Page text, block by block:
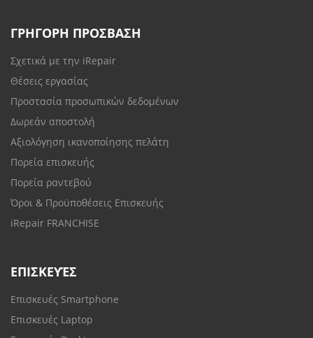
ΓΡΗΓΟΡΗ ΠΡΟΣΒΑΣΗ
Σχετικά με την iRepair
Θέσεις εργασίας
Προστασία προσωπικών δεδομένων
Δωρεάν αποστολή
Αξιολόγηση ικανοποίησης πελάτη
Πορεία επισκευής
Πορεία ραντεβού
Όροι & Προϋποθέσεις Επισκευής
iRepair FRANCHISE
ΕΠΙΣΚΕΥΈΣ
Επισκευές Smartphone
Επισκευές Laptop